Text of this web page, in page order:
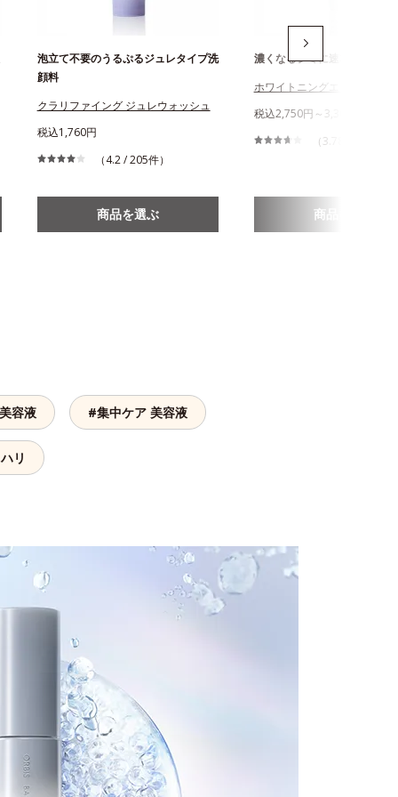
泡立て不要のうるぷるジュレタイプ洗
顔料
クラリファイング ジュレウォッシュ
税込1,760円
（4.2 / 205件）
商品を選ぶ
濃くなるシミに速攻美白
ホワイトニングエッセンス
税込2,750円～3,300円
（3.78 / 348件）
商品を選ぶ
容液 #集中ケア 美容液
リ